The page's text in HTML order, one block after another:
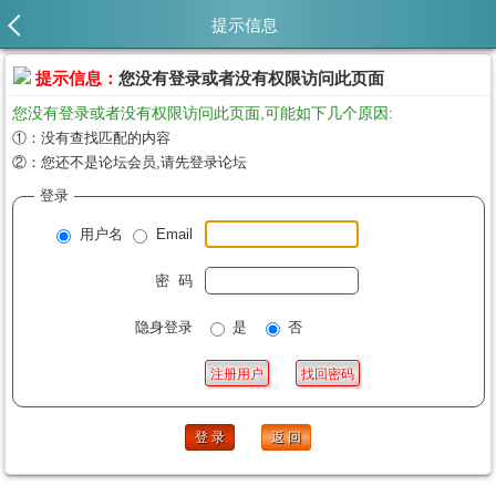
提示信息
提示信息： 您没有登录或者没有权限访问此页面
您没有登录或者没有权限访问此页面,可能如下几个原因:
①：没有查找匹配的内容
②：您还不是论坛会员,请先登录论坛
登录
用户名 Email
密 码
隐身登录 是 否